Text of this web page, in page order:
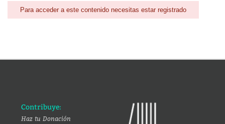
Para acceder a este contenido necesitas estar registrado
Contribuye:
Haz tu Donación